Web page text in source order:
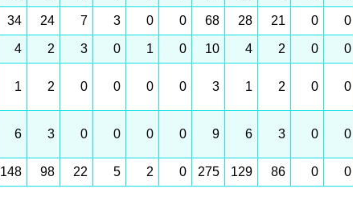
34 24 7 3 0 0 68 28 21 0 0
4 2 3 0 1 0 10 4 2 0 0
1 2 0 0 0 0 3 1 2 0 0
6 3 0 0 0 0 9 6 3 0 0
148 98 22 5 2 0 275 129 86 0 0